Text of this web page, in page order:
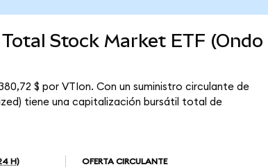
Stock Market ETF (Ondo
$ por VTIon. Con un suministro circulante de
tiene una capitalización bursátil total de
H) OFERTA CIRCULANTE